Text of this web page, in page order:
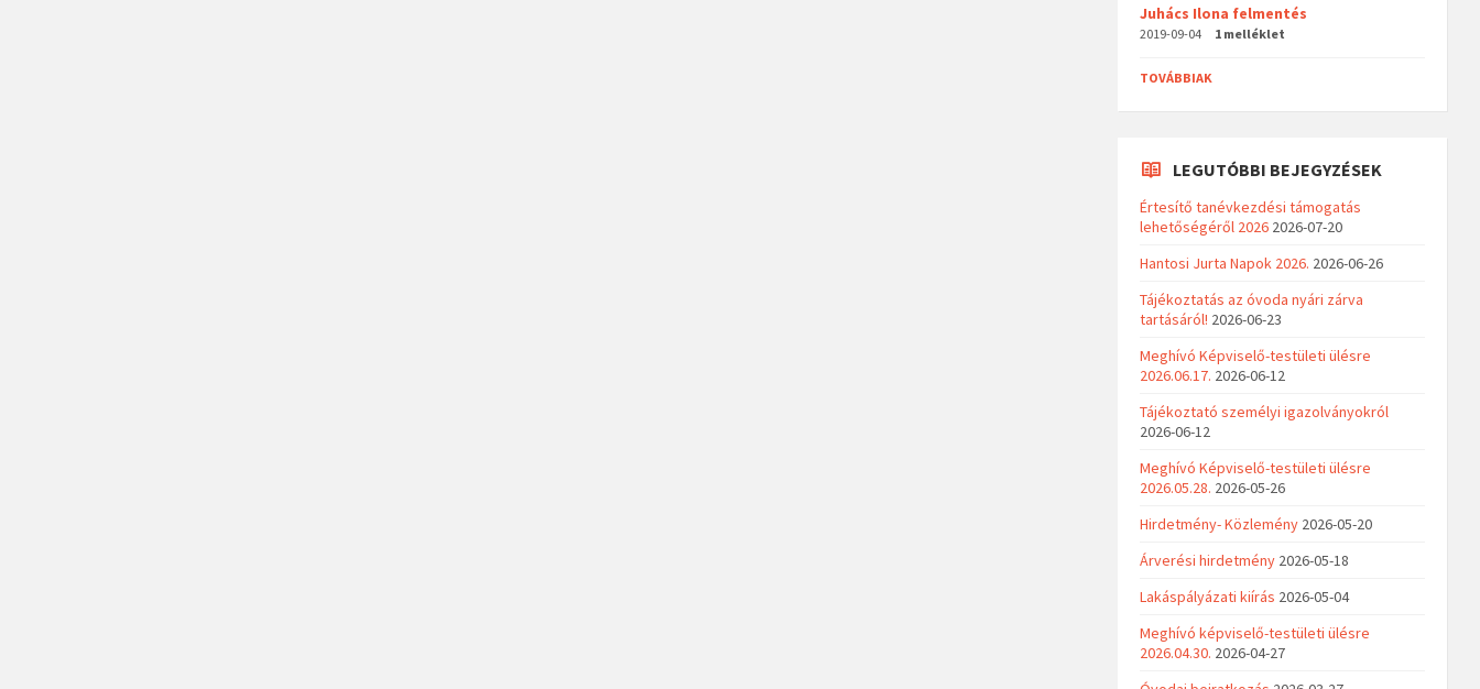
Juhács Ilona felmentés
2019-09-04 1 melléklet
TOVÁBBIAK
LEGUTÓBBI BEJEGYZÉSEK
Értesítő tanévkezdési támogatás
lehetőségéről 2026 2026-07-20
Hantosi Jurta Napok 2026. 2026-06-26
Tájékoztatás az óvoda nyári zárva
tartásáról! 2026-06-23
Meghívó Képviselő-testületi ülésre
2026.06.17. 2026-06-12
Tájékoztató személyi igazolványokról
2026-06-12
Meghívó Képviselő-testületi ülésre
2026.05.28. 2026-05-26
Hirdetmény- Közlemény 2026-05-20
Árverési hirdetmény 2026-05-18
Lakáspályázati kiírás 2026-05-04
Meghívó képviselő-testületi ülésre
2026.04.30. 2026-04-27